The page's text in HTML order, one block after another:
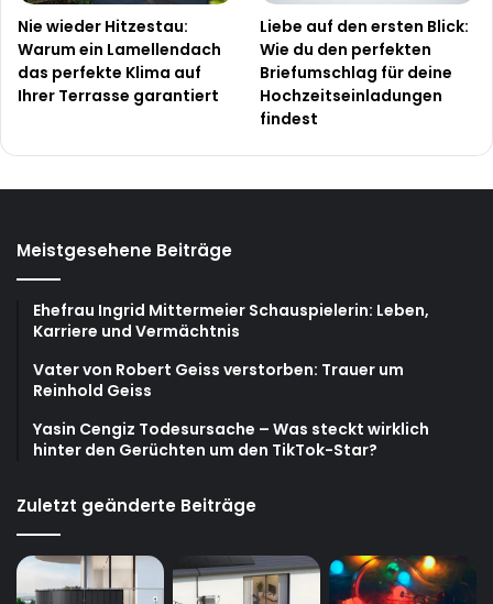
Nie wieder Hitzestau:
Warum ein Lamellendach
das perfekte Klima auf
Ihrer Terrasse garantiert
Liebe auf den ersten Blick:
Wie du den perfekten
Briefumschlag für deine
Hochzeitseinladungen
findest
Meistgesehene Beiträge
Ehefrau Ingrid Mittermeier Schauspielerin: Leben,
Karriere und Vermächtnis
Vater von Robert Geiss verstorben: Trauer um
Reinhold Geiss
Yasin Cengiz Todesursache – Was steckt wirklich
hinter den Gerüchten um den TikTok-Star?
Zuletzt geänderte Beiträge